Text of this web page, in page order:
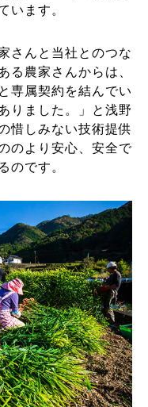
います。
さんと当社とのつな
る農家さんからは、
専属契約を結んでい
りました。」と浅野
惜しみない技術提供
のより安心、安全で
のです。